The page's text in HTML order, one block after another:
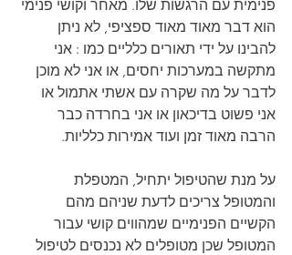
פנימית עם הרגשות שלו. מאחר וקושי פנימי
הוא דבר מאוד מאוד ספציפי, לא ניתן
להבינו על ידי תאורים כלליים כמו : אני
מתקשה במערכות יחסים, או אני לא מוכן
לדבר על מה שקרה עם אשתי אתמול או
אני פשוט בדיכאון או אני בחרדה כבר
הרבה מאוד זמן ועוד אמירות כלליות.
על מנת שהטיפול יתחיל, המטפלת
והמטופל צריכים לדעת שניהם מהם
הקשיים הפנימיים שמהווים קושי עבור
המטופל שכן מטופלים לא נכנסים לטיפול